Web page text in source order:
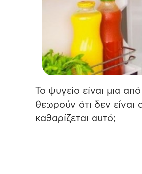
Το ψυγείο είναι μια
θεωρούν ότι δεν είναι
καθαρίζεται αυτό;